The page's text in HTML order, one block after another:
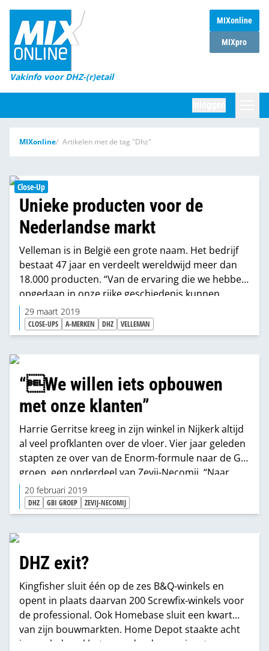
MIXonline
MIXpro
Vakinfo voor DHZ-(r)etail
Home
Magazines
DHZ Sessie
Marktcijfers
Word abonnee
Partners
MIXonline Artikelen met de tag "Dhz"
Close-Up
Unieke producten voor de
Nederlandse markt
Velleman is in België een grote naam. Het bedrijf
bestaat 47 jaar en verdeelt wereldwijd meer dan
18.000 producten. “Van de ervaring die we hebben
opgedaan in onze rijke geschiedenis kunnen
Nederlandse DHZ-ondernemers en -ketens
profiteren.”
29 maart 2019
CLOSE-UPS A-MERKEN DHZ VELLEMAN
“We willen iets opbouwen
met onze klanten”
Harrie Gerritse kreeg in zijn winkel in Nijkerk altijd
al veel profklanten over de vloer. Vier jaar geleden
stapten ze over van de Enorm-formule naar de GBI
groep, een onderdeel van Zevij-Necomij. “Naar
andere doe-het-zelf formules hebben we nooit
gekeken, ik vind DHZ persoonlijk ook het minst
leuke aan de branche.”
20 februari 2019
DHZ GBI GROEP ZEVIJ-NECOMIJ
DHZ exit?
Kingfisher sluit één op de zes B&Q-winkels en
opent in plaats daarvan 200 Screwfix-winkels voor
de professional. Ook Homebase sluit een kwart
van zijn bouwmarkten. Home Depot staakte acht
jaar geleden al het moordende openingstempo